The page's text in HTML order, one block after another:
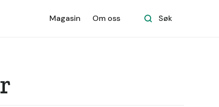
Magasin Om oss Søk